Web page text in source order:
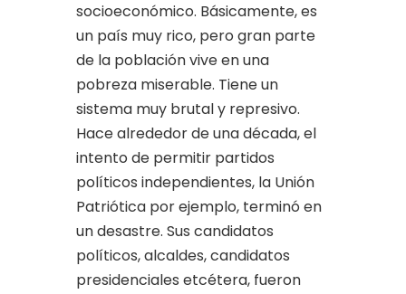
socioeconómico. Básicamente, es
un país muy rico, pero gran parte
de la población vive en una
pobreza miserable. Tiene un
sistema muy brutal y represivo.
Hace alrededor de una década, el
intento de permitir partidos
políticos independientes, la Unión
Patriótica por ejemplo, terminó en
un desastre. Sus candidatos
políticos, alcaldes, candidatos
presidenciales etcétera, fueron